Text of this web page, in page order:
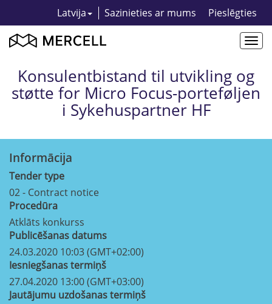
Latvija Sazinieties ar mums Pieslēgties
Konsulentbistand til utvikling og
støtte for Micro Focus-porteføljen
i Sykehuspartner HF
Informācija
Tender type
02 - Contract notice
Procedūra
Atklāts konkurss
Publicēšanas datums
24.03.2020 10:03 (GMT+02:00)
Iesniegšanas termiņš
27.04.2020 13:00 (GMT+03:00)
Jautājumu uzdošanas termiņš